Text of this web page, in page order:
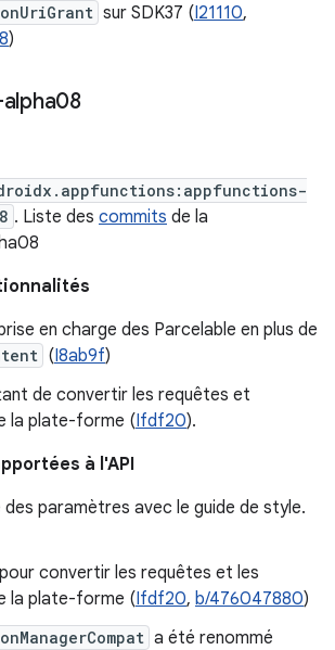
sur SDK37 (I21110,
)
. Liste des commits de la
en charge des Parcelable en plus de
(I8ab9f)
de convertir les requêtes et
la plate-forme (Ifdf20).
à l'API
paramètres avec le guide de style.
convertir les requêtes et les
la plate-forme (Ifdf20, b/476047880)
a été renommé